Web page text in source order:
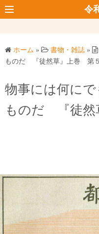
コ
ン
令
ホーム » 書物・雑誌 »
ものだ 『徒然草』上巻 第
物事には何に
ものだ 『徒